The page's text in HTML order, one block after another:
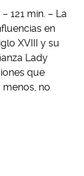
121 min. – La
en
XVIII y su
Lady
que
no